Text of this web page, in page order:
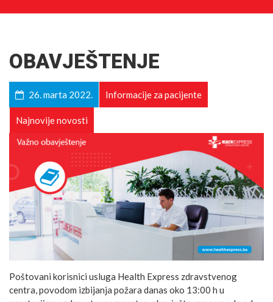
OBAVJEŠTENJE
26. marta 2022. Informacije za pacijente
Najnovije novosti
Poštovani korisnici usluga Health Express zdravstvenog
centra, povodom izbijanja požara danas oko 13:00 h u